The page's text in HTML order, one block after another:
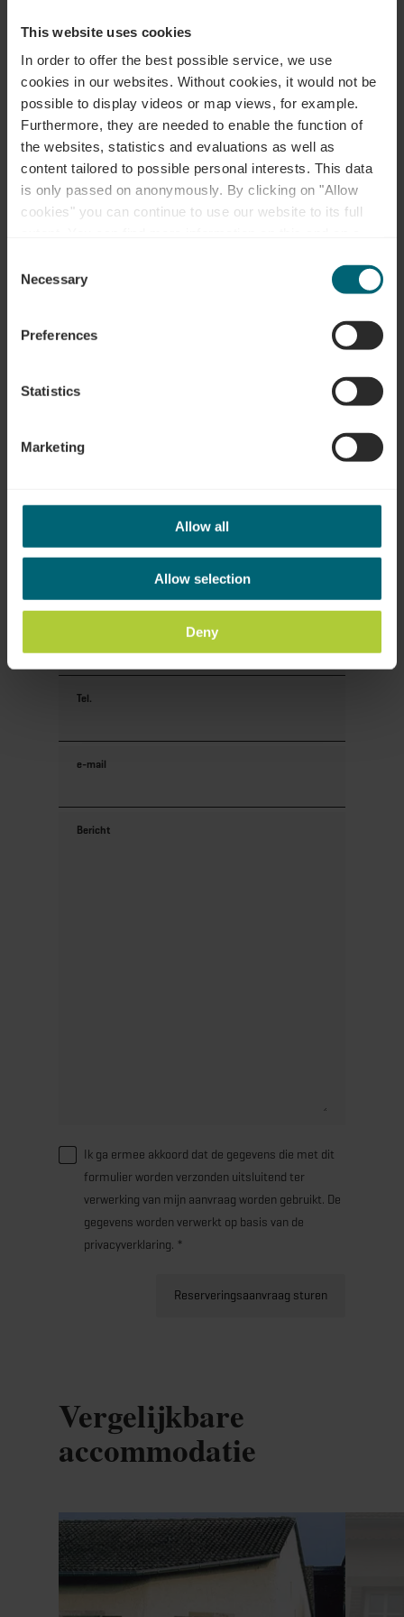
This website uses cookies
In order to offer the best possible service, we use
cookies in our websites. Without cookies, it would not be
possible to display videos or map views, for example.
Furthermore, they are needed to enable the function of
the websites, statistics and evaluations as well as
content tailored to possible personal interests. This data
is only passed on anonymously. By clicking on "Allow
cookies" you can continue to use our website to its full
time.
Selection
Necessary
Preferences
Statistics
Marketing
Allow all
Allow selection
Deny
Aanvraag
Uw reisdata
Tel.
e-mail
Bericht
Ik ga ermee akkoord dat de gegevens die met dit
formulier worden verzonden uitsluitend ter
verwerking van mijn aanvraag worden gebruikt. De
gegevens worden verwerkt op basis van de
privacyverklaring. *
Reserveringsaanvraag sturen
Vergelijkbare
accommodatie